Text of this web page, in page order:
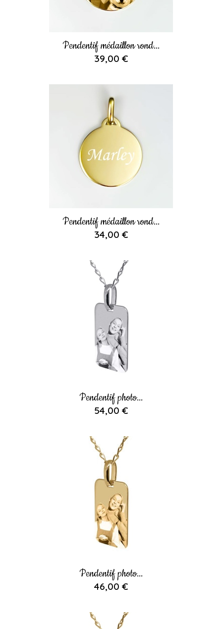
Pendentif médaillon rond...
39,00 €
Pendentif médaillon rond...
34,00 €
Pendentif photo...
54,00 €
Pendentif photo...
46,00 €